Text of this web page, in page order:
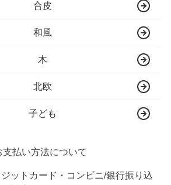
合皮
和風
木
北欧
子ども
支払い方法について
ットカード・コンビニ/銀行振り込